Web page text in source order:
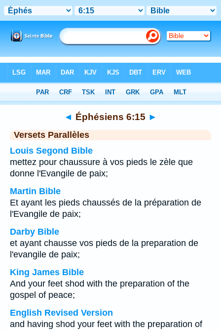
Chapitre 6 > Verset 15
◄ Éphésiens 6:15 ►
Versets Parallèles
Louis Segond Bible
mettez pour chaussure à vos pieds le zèle que
donne l'Evangile de paix;
Martin Bible
Et ayant les pieds chaussés de la préparation de
l'Evangile de paix;
Darby Bible
et ayant chausse vos pieds de la preparation de
l'evangile de paix;
King James Bible
And your feet shod with the preparation of the
gospel of peace;
English Revised Version
and having shod your feet with the preparation of